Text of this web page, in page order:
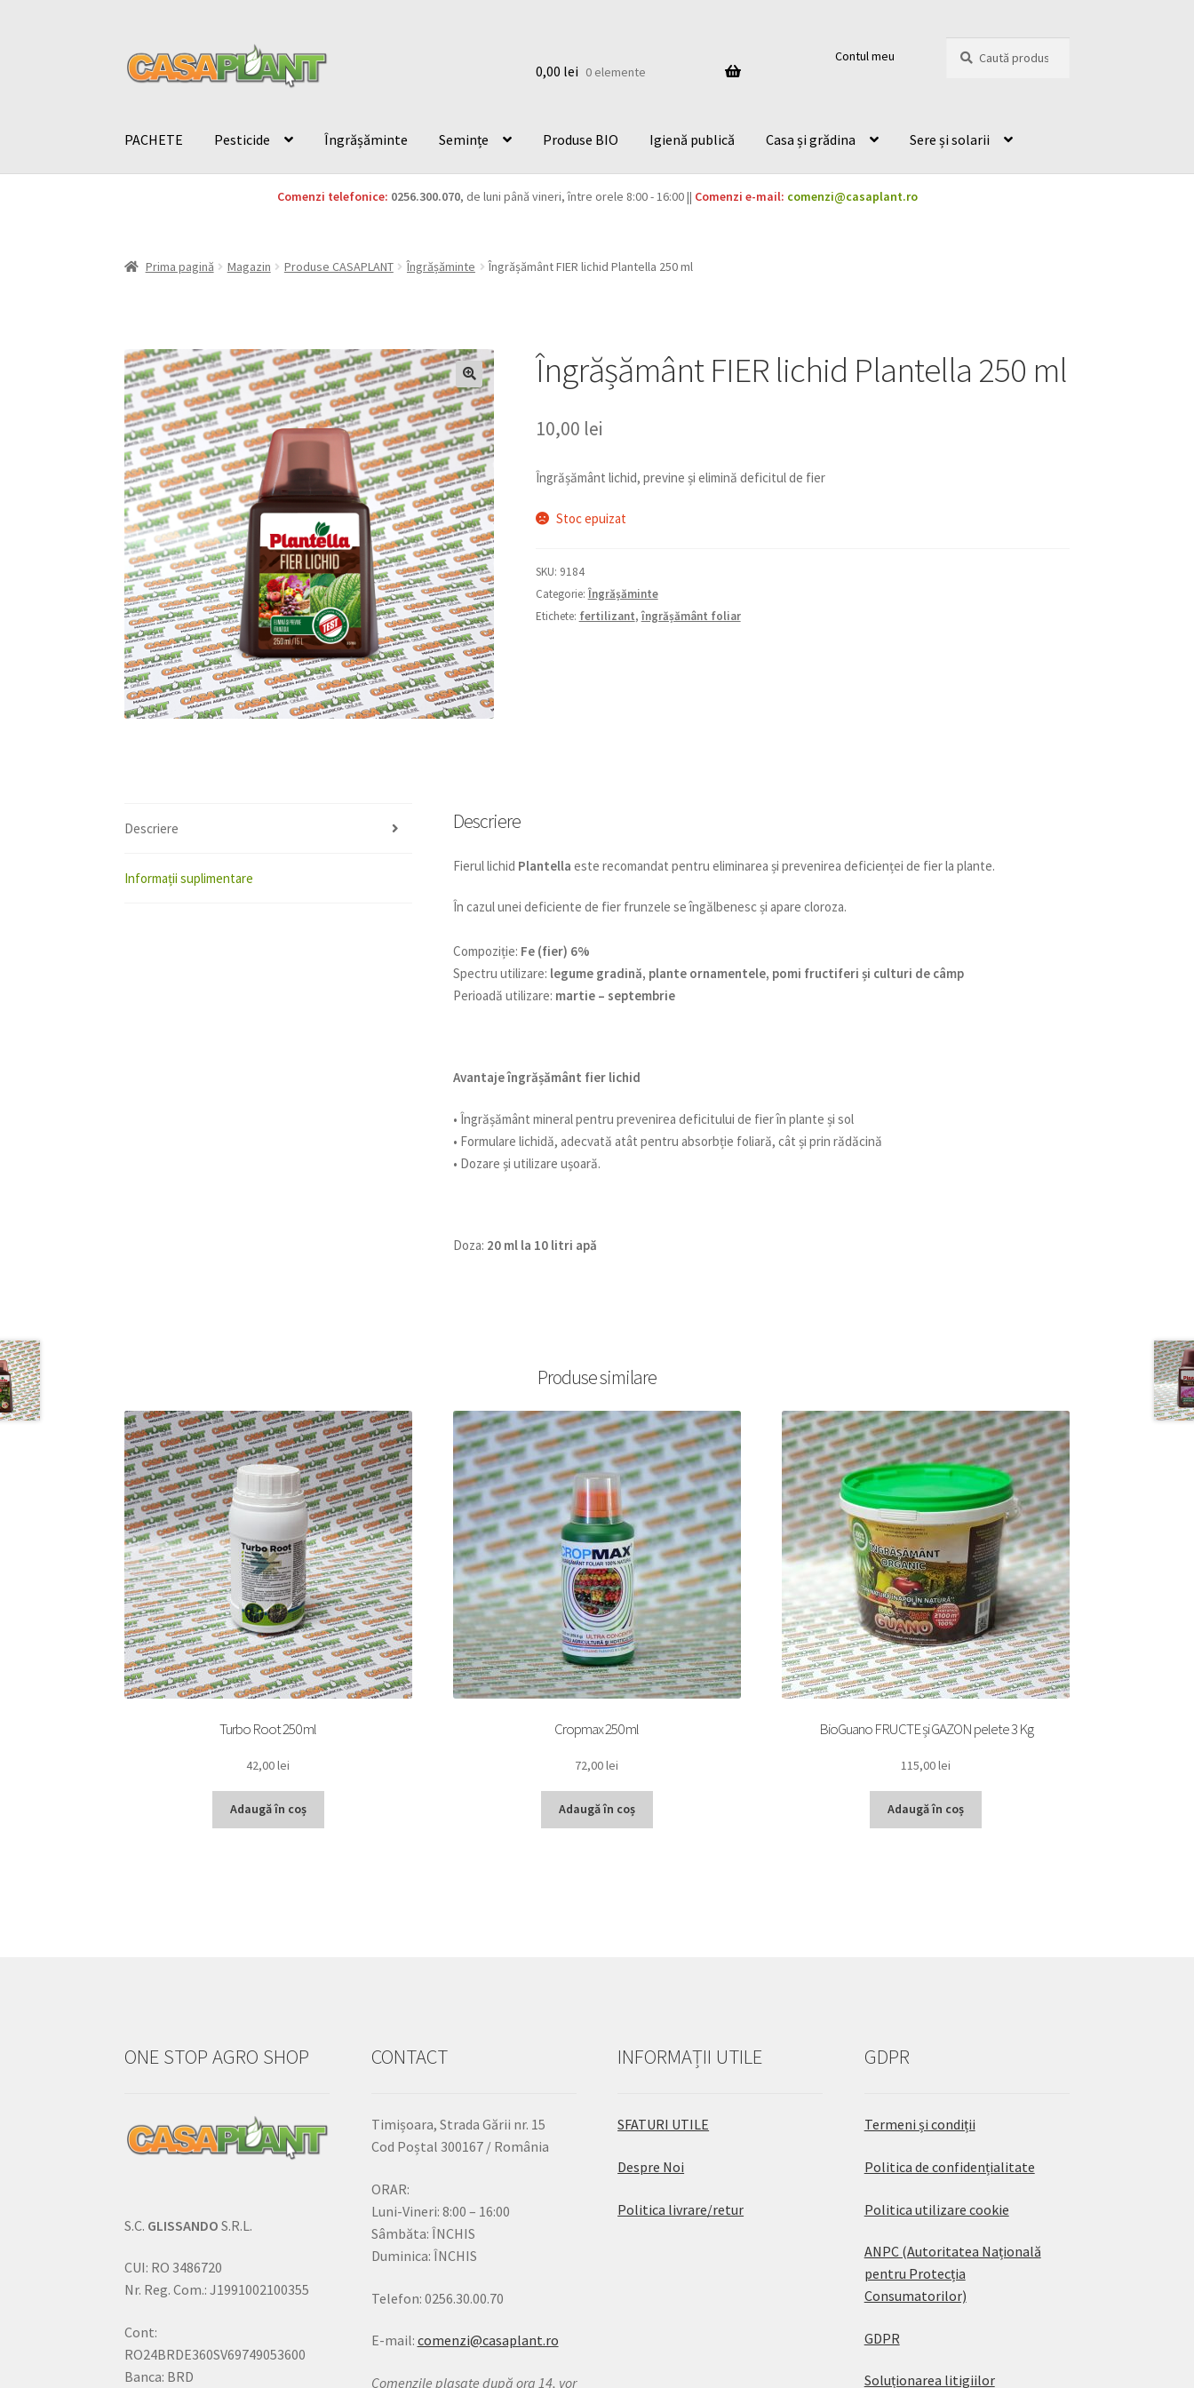
0,00 lei 0 elemente
Contul meu
după:
PACHETE Pesticide Îngrășăminte Semințe Produse BIO Igienă publică Casa și grădina Sere și solarii
Comenzi telefonice: 0256.300.070, de luni până vineri, între orele 8:00 - 16:00 || Comenzi e-mail: comenzi@casaplant.ro
Prima pagină Magazin Produse CASAPLANT Îngrășăminte Îngrășământ FIER lichid Plantella 250 ml
Îngrășământ FIER lichid Plantella 250 ml
10,00 lei
Îngrășământ lichid, previne și elimină deficitul de fier
Stoc epuizat
SKU: 9184
Categorie: Îngrășăminte
Etichete: fertilizant,îngrășământ foliar
Descriere
Informații suplimentare
Descriere
Fierul lichid Plantellaeste recomandat pentru eliminarea și prevenirea deficienței de fier la plante.
În cazul unei deficiente de fier frunzele se îngălbenesc și apare cloroza.
Compoziție: Fe (fier) 6%
Spectru utilizare: legume gradină, plante ornamentele, pomi fructiferi și culturi de câmp
Perioadă utilizare: martie – septembrie
Avantaje îngrășământ fier lichid
• Îngrășământ mineral pentru prevenirea deficitului de fier în plante și sol
• Formulare lichidă, adecvată atât pentru absorbție foliară, cât și prin rădăcină
• Dozare și utilizare ușoară.
Doza: 20 ml la 10 litri apă
Produse similare
Turbo Root 250 ml
42,00lei
Adaugă în coș
Cropmax 250 ml
72,00lei
Adaugă în coș
BioGuano FRUCTE și GAZON pelete 3 Kg
115,00lei
Adaugă în coș
ONE STOP AGRO SHOP
S.C. GLISSANDO S.R.L.
CUI: RO 3486720
Nr. Reg. Com.: J1991002100355
Cont:
RO24BRDE360SV69749053600
Banca: BRD
CONTACT
Timișoara, Strada Gării nr. 15
Cod Poștal 300167 / România
ORAR:
Luni-Vineri: 8:00 – 16:00
Sâmbăta: ÎNCHIS
Duminica: ÎNCHIS
Telefon: 0256.30.00.70
E-mail: comenzi@casaplant.ro
Comenzile plasate după ora 14, vor
INFORMAȚII UTILE
SFATURI UTILE
Despre Noi
Politica livrare/retur
GDPR
Termeni și condiții
Politica de confidențialitate
Politica utilizare cookie
ANPC (Autoritatea Națională
pentru Protecția
Consumatorilor)
GDPR
Soluționarea litigiilor